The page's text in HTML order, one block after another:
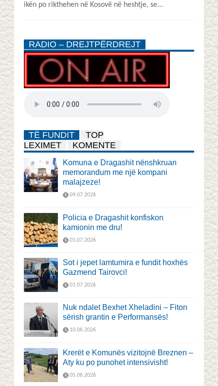
ikën po rikthehen në Kosovë në heshtje, se...
RADIO – DREJTPËRDREJT
TË FUNDIT
TOP
LEXIMET
KOMENTE
Komuna e Dragashit nënshkruan
memorandum me një kompani
malajzeze!
09.07.2026
Policia e Dragashit konfiskon
kamionin me dru!
01.07.2026
Sot i jepet lamtumira e fundit hoxhës
Gazmend Tairovci!
01.07.2026
Nuk ndalet Bexhet Xheladini – Fiton
sërish grantin e Performansës!
10.06.2026
Krerët e Komunës vizitojnë Breznen –
Aty ku po punohet intensivisht!
05.06.2026